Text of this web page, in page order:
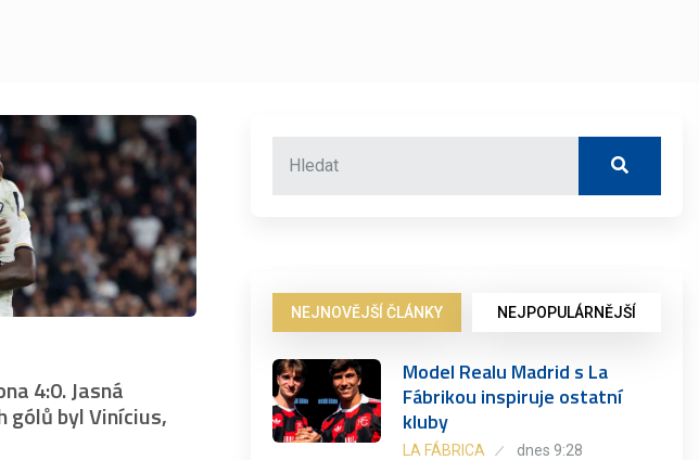
4:0. Jasná
gólů byl Vinícius,
NEJNOVĚJŠÍ ČLÁNKY NEJPOPULÁRNĚJŠÍ
Model Realu Madrid s La
Fábrikou inspiruje ostatní
kluby
LA FÁBRICA dnes 9:28